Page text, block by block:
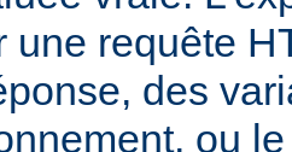
une requête
des
ou